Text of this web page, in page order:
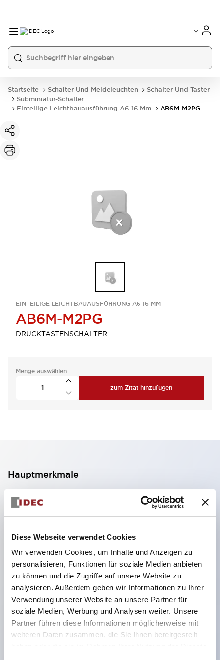
Diese Webseite verwendet Cookies
Wir verwenden Cookies, um Inhalte und Anzeigen zu
personalisieren, Funktionen für soziale Medien anbieten
zu können und die Zugriffe auf unsere Website zu
analysieren. Außerdem geben wir Informationen zu Ihrer
Verwendung unserer Website an unsere Partner für
soziale Medien, Werbung und Analysen weiter. Unsere
Partner führen diese Informationen möglicherweise mit
weiteren Daten zusammen, die Sie ihnen bereitgestellt
Startseite Schalter Und Meldeleuchten
Schalter Und Taster
Subminiatur-Schalter
Einteilige Leichtbauausführung A6 16 Mm
AB6M-M2PG
EINTEILIGE LEICHTBAUAUSFÜHRUNG A6 16 MM
AB6M-M2PG
DRUCKTASTENSCHALTER
Menge auswählen
zum Zitat hinzufügen
Hauptmerkmale
Geeignet für ein breites Anwendungsspektrum
von der Konsumelektronik bis zum FA-Bereich
Schutzarten IP40 und IP65 vollständig verfügbar
(IEC 60529)
UL- und CSA-zertifiziert. Entspricht EN (Europa)
Normen. CCC-zertifiziert (außer Anzeigeleuchten).
Mit speziellem Zubehör leicht auf Φ22 Flash-
Silhouette umstellbar